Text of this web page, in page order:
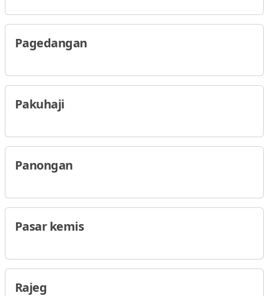
Pagedangan
Pakuhaji
Panongan
Pasar kemis
Rajeg